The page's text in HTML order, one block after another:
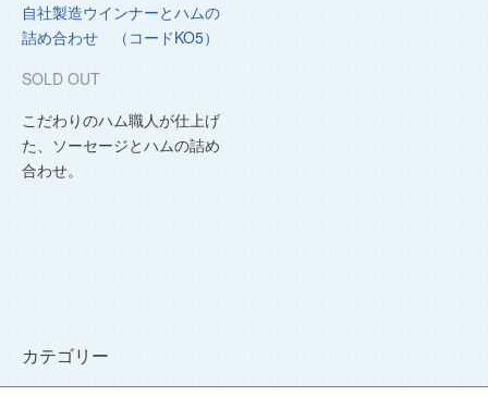
自社製造ウインナーとハムの
詰め合わせ （コードKO5）
SOLD OUT
こだわりのハム職人が仕上げ
た、ソーセージとハムの詰め
合わせ。
カテゴリー